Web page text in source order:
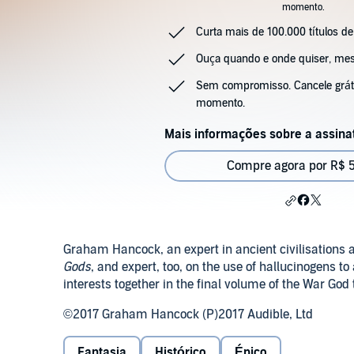
momento.
Curta mais de 100.000 títulos
Ouça quando e onde quiser,
Sem compromisso. Cancele
momento.
Mais informações sobre a
Compre agora por R$
Graham Hancock, an expert in ancient
Gods, and expert, too, on the use of hallucinogens
interests together in the final volume of the War God
©2017 Graham Hancock (P)2017 Audible, Ltd